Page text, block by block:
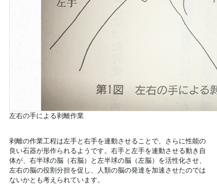
左右の手による剥離作業
剥離の作業工程は左手と右手を連動させることで、さらに性能の
良い石器が形作られるようです。右手と左手を連動させる動き自
体が、右半球の脳（右脳）と左半球の脳（左脳）を活性化させ、
左右の脳の役割分担を促し、人類の脳の発達を加速させたのでは
ないかとも考えられています。